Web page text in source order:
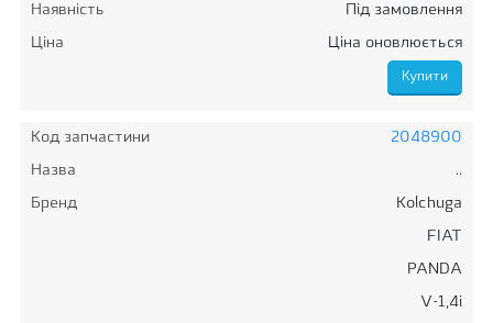
Наявність
Під замовлення
Ціна
Ціна оновлюється
Код запчастини
2048900
Назва
..
Бренд
Kolchuga
FIAT
PANDA
V-1,4і